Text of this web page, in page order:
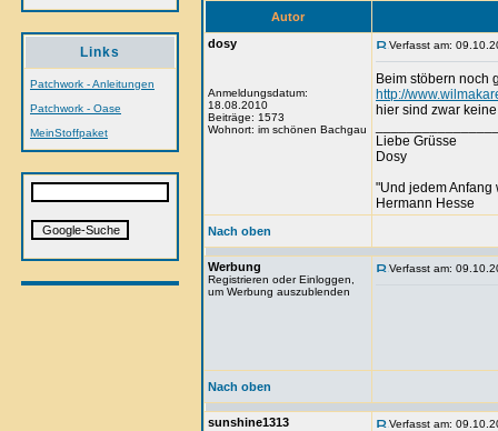
Links
Patchwork - Anleitungen
Patchwork - Oase
MeinStoffpaket
Autor
dosy
Anmeldungsdatum:
18.08.2010
Beiträge: 1573
Wohnort: im schönen Bachgau
Verfasst am:
Beim stöbern noch
http://
hier sind zwar
Liebe Grüsse
Dosy
"Und jedem Anfang
Hermann Hesse
Nach oben
Werbung
Registrieren oder Einloggen,
um Werbung auszublenden
Verfasst am:
Nach oben
sunshine1313 Verfasst am: